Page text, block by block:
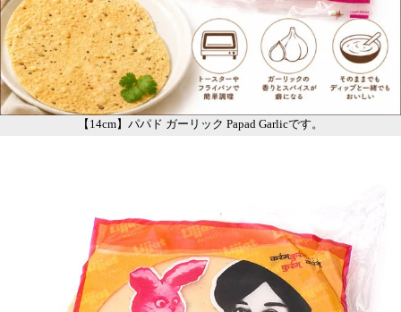
【14cm】パパド ガーリック Papad Garlicです。